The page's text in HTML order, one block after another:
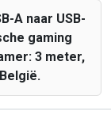
A naar USB-
gaming
3 meter,